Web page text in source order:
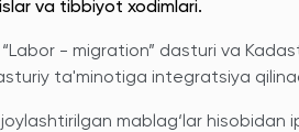
va tibbiyot xodimlari.
- migration” dasturi va
ta'minotiga integratsiya
mablag‘lar